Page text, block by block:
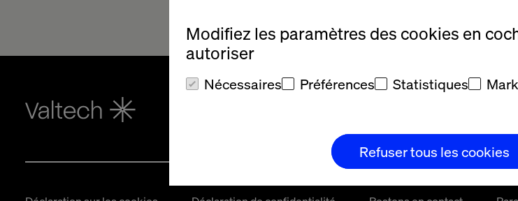
Modifiez les paramètres des cookies en
autoriser
Nécessaires Préférences Statistiques
Refuser tous les cookies